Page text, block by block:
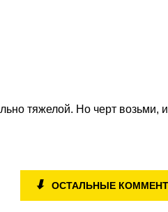
тяжелой. Но черт возьми,
⬇ ОСТАЛЬНЫЕ